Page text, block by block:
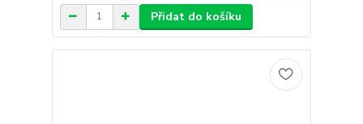
Přidat do košíku